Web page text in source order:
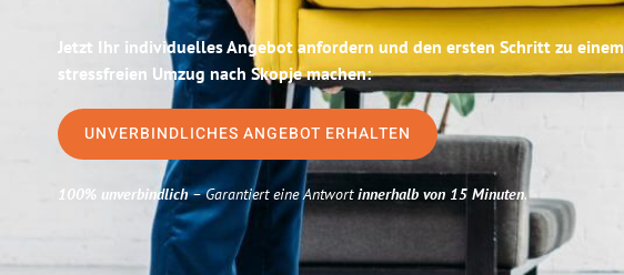
Jetzt Ihr individuelles Angebot anfordern und den ersten Schritt zu einem
stressfreien Umzug nach Skopje machen:
UNVERBINDLICHES ANGEBOT ERHALTEN
100% unverbindlich– Garantiert eine Antwortinnerhalb von 15 Minuten.